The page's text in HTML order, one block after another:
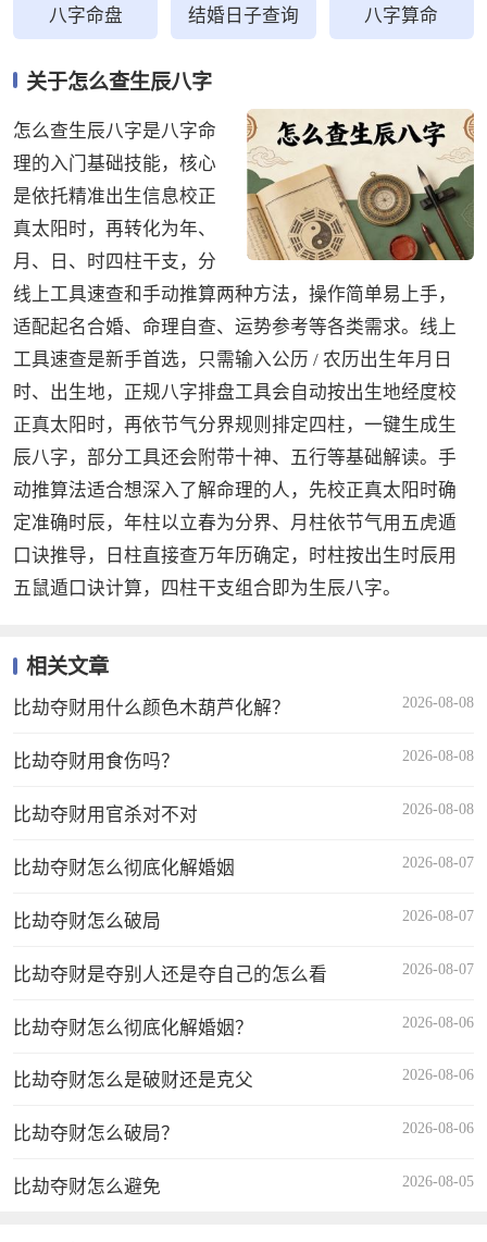
八字命盘 结婚日子查询 八字算命
关于怎么查生辰八字
怎么查生辰八字是八字命
理的入门基础技能，核心
是依托精准出生信息校正
真太阳时，再转化为年、
月、日、时四柱干支，分
线上工具速查和手动推算两种方法，操作简单易上手，
适配起名合婚、命理自查、运势参考等各类需求。线上
工具速查是新手首选，只需输入公历 / 农历出生年月日
时、出生地，正规八字排盘工具会自动按出生地经度校
正真太阳时，再依节气分界规则排定四柱，一键生成生
辰八字，部分工具还会附带十神、五行等基础解读。手
动推算法适合想深入了解命理的人，先校正真太阳时确
定准确时辰，年柱以立春为分界、月柱依节气用五虎遁
口诀推导，日柱直接查万年历确定，时柱按出生时辰用
五鼠遁口诀计算，四柱干支组合即为生辰八字。
相关文章
比劫夺财用什么颜色木葫芦化解？ 2026-08-08
比劫夺财用食伤吗？ 2026-08-08
比劫夺财用官杀对不对 2026-08-08
比劫夺财怎么彻底化解婚姻 2026-08-07
比劫夺财怎么破局 2026-08-07
比劫夺财是夺别人还是夺自己的怎么看 2026-08-07
比劫夺财怎么彻底化解婚姻？ 2026-08-06
比劫夺财怎么是破财还是克父 2026-08-06
比劫夺财怎么破局？ 2026-08-06
比劫夺财怎么避免 2026-08-05